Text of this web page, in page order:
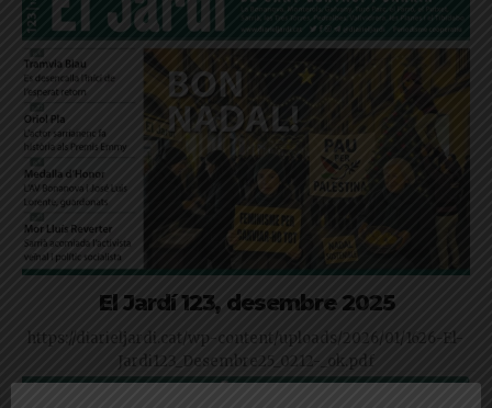
El Jardí 123, desembre 2025
https://diarieljardi.cat/wp-content/uploads/2026/01/1626-El-
Jardi123_Desembre25_0212-_ok.pdf